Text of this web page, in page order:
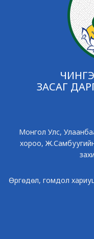
ЗАСАГ
Монгол Улс,
хороо,
Өргөдөл, гомдол